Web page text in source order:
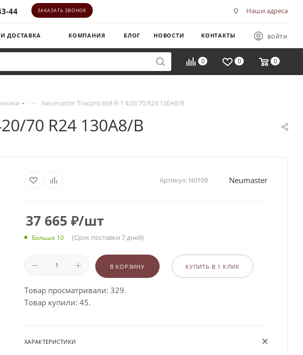
44 ЗАКАЗАТЬ ЗВОНОК Наши адреса
ДОСТАВКА КОМПАНИЯ БЛОГ НОВОСТИ КОНТАКТЫ ВОЙТИ
0 0 0
— Neumaster Tracpro 668 R-1 420/70 R24 130A8/B
70 R24 130A8/B
Артикул: N0109 Neumaster
37 665 ₽/шт
Больше 10 (Срок поставки 7 дней)
В КОРЗИНУ КУПИТЬ В 1 КЛИК
Товар просматривали: 329.
Товар купили: 45.
ХАРАКТЕРИСТИКИ